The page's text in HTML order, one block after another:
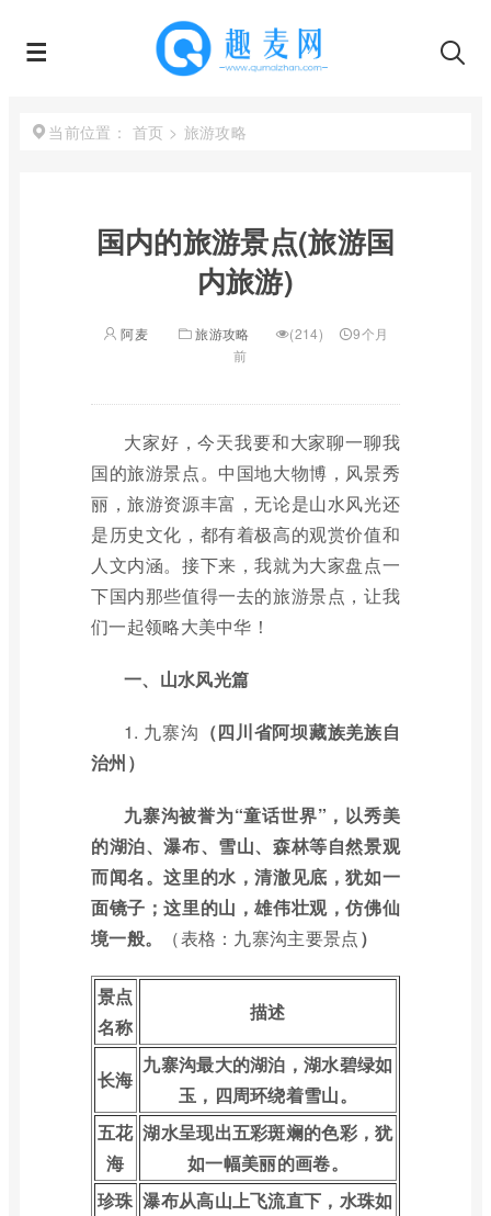
当前位置： 首页 > 旅游攻略
国内的旅游景点(旅游国
内旅游)
阿麦 旅游攻略 (214)
9个月
前
大家好，今天我要和大家聊一聊我
国的旅游景点。中国地大物博，风景秀
丽，旅游资源丰富，无论是山水风光还
是历史文化，都有着极高的观赏价值和
人文内涵。接下来，我就为大家盘点一
下国内那些值得一去的旅游景点，让我
们一起领略大美中华！
一、山水风光篇
1. 九寨沟 （四川省阿坝藏族羌族自
治州）
九寨沟被誉为“童话世界”，以秀美
的湖泊、瀑布、雪山、森林等自然景观
而闻名。这里的水，清澈见底，犹如一
面镜子；这里的山，雄伟壮观，仿佛仙
境一般。
（表格：九寨沟主要景点）
景点
名称
描述
长海
九寨沟最大的湖泊，湖水碧绿如
玉，四周环绕着雪山。
五花
海
湖水呈现出五彩斑斓的色彩，犹
如一幅美丽的画卷。
珍珠 瀑布从高山上飞流直下，水珠如